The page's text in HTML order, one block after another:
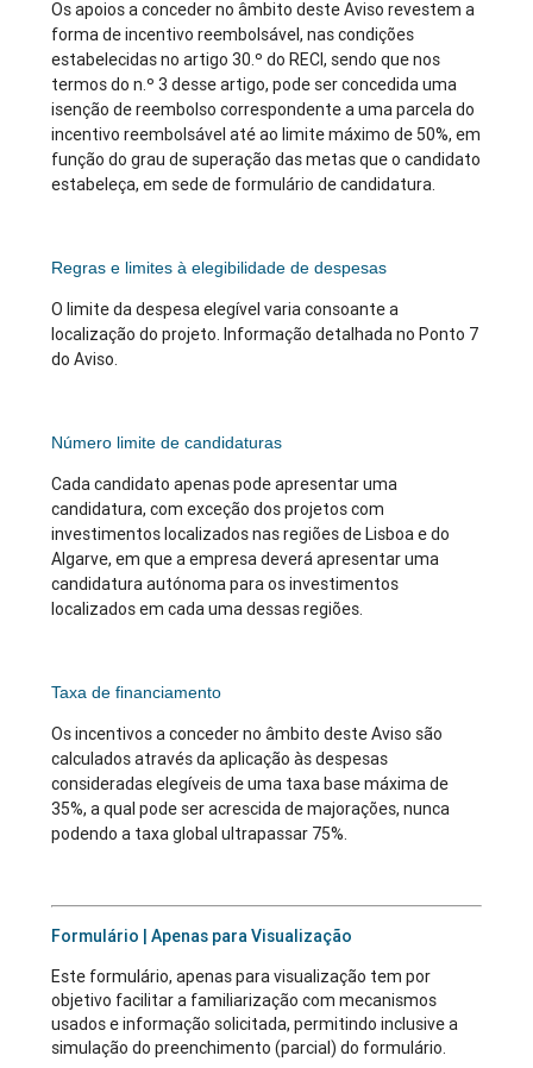
Os apoios a conceder no âmbito deste Aviso revestem a
forma de incentivo reembolsável, nas condições
estabelecidas no artigo 30.º do RECI, sendo que nos
termos do n.º 3 desse artigo, pode ser concedida uma
isenção de reembolso correspondente a uma parcela do
incentivo reembolsável até ao limite máximo de 50%, em
função do grau de superação das metas que o candidato
estabeleça, em sede de formulário de candidatura.
Regras e limites à elegibilidade de despesas
O limite da despesa elegível varia consoante a
localização do projeto. Informação detalhada no Ponto 7
do Aviso.
Número limite de candidaturas
Cada candidato apenas pode apresentar uma
candidatura, com exceção dos projetos com
investimentos localizados nas regiões de Lisboa e do
Algarve, em que a empresa deverá apresentar uma
candidatura autónoma para os investimentos
localizados em cada uma dessas regiões.
Taxa de financiamento
Os incentivos a conceder no âmbito deste Aviso são
calculados através da aplicação às despesas
consideradas elegíveis de uma taxa base máxima de
35%, a qual pode ser acrescida de majorações, nunca
podendo a taxa global ultrapassar 75%.
Formulário | Apenas para Visualização
Este formulário, apenas para visualização tem por
objetivo facilitar a familiarização com mecanismos
usados e informação solicitada, permitindo inclusive a
simulação do preenchimento (parcial) do formulário.